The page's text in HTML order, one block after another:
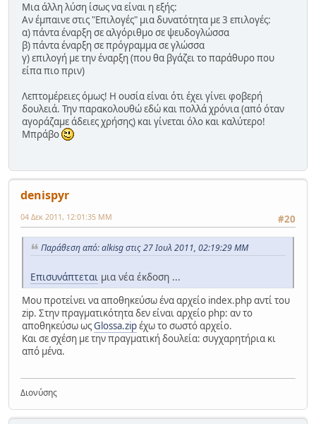
Μια άλλη λύση ίσως να είναι η εξής:
Αν έμπαινε στις "Επιλογές" μια δυνατότητα με 3 επιλογές:
α) πάντα έναρξη σε αλγόριθμο σε ψευδογλώσσα
β) πάντα έναρξη σε πρόγραμμα σε γλώσσα
γ) επιλογή με την έναρξη (που θα βγάζει το παράθυρο που
είπα πιο πριν)
Λεπτομέρειες όμως! Η ουσία είναι ότι έχει γίνει φοβερή
δουλειά. Την παρακολουθώ εδώ και πολλά χρόνια (από όταν
αγοράζαμε άδειες χρήσης) και γίνεται όλο και καλύτερο!
Μπράβο
denispyr
#20
04 Δεκ 2011, 12:01:35 ΜΜ
Παράθεση από: alkisg στις 27 Ιουλ 2011, 02:19:29 ΜΜ
Επισυνάπτεται μια νέα έκδοση ...
Μου προτείνει να αποθηκεύσω ένα αρχείο index.php αντί του
zip. Στην πραγματικότητα δεν είναι αρχείο php: αν το
αποθηκεύσω ωςGlossa.zipέχω το σωστό αρχείο.
Και σε σχέση με την πραγματική δουλεία: συγχαρητήρια κι
από μένα.
Διονύσης